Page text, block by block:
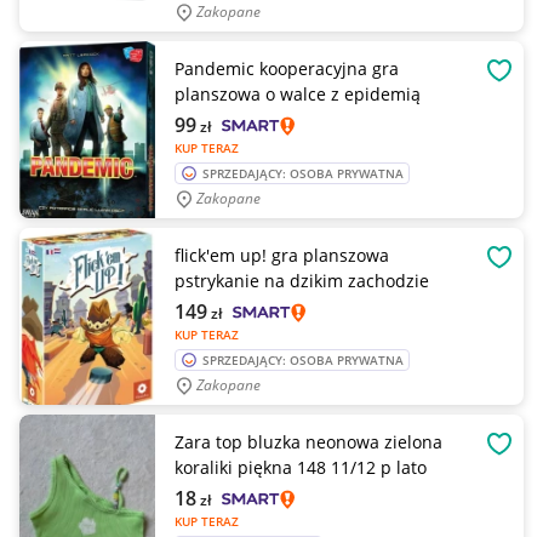
Zakopane
Pandemic kooperacyjna gra
planszowa o walce z epidemią
KUP TERAZ
99zł
SPRZEDAJĄCY: OSOBA PRYWATNA
Zakopane
flick'em up! gra planszowa
pstrykanie na dzikim zachodzie
KUP TERAZ
149zł
SPRZEDAJĄCY: OSOBA PRYWATNA
Zakopane
Zara top bluzka neonowa zielona
koraliki piękna 148 11/12 p lato
KUP TERAZ
18zł